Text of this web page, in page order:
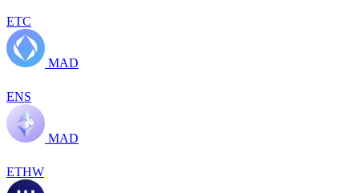
ETC
MAD
ENS
MAD
ETHW